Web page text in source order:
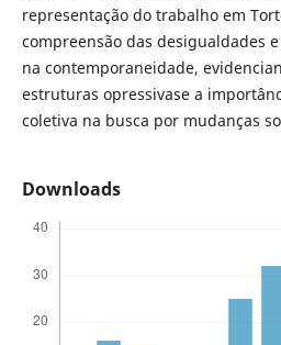
representação do trabalho em
compreensão das desigualdades
na contemporaneidade,
estruturas opressivase a
coletiva na busca por mudanças
Downloads